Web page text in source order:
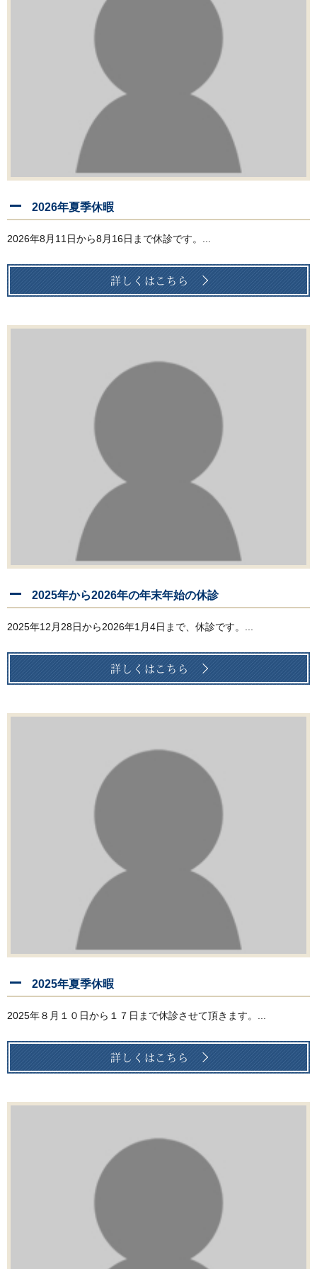
2026年夏季休暇
2026年8月11日から8月16日まで休診です。...
詳しくはこちら
2025年から2026年の年末年始の休診
2025年12月28日から2026年1月4日まで、休診です。...
詳しくはこちら
2025年夏季休暇
2025年８月１０日から１７日まで休診させて頂きます。...
詳しくはこちら